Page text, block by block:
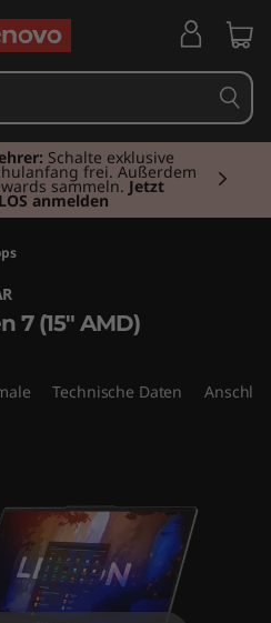
Schalte exklusive
frei. Außerdem
sammeln. Jetzt
anmelden
2 of 3
7 (15" AMD)
Technische Daten